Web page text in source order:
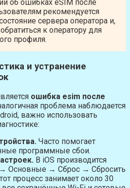
об ошибках eSIM после
рекомендуется
сервера оператора и,
к оператору для
профиля.
и устранение
ошибка esim после
проблема наблюдается
важно использовать
Часто помогает
программные сбои.
В iOS производится
→ Основные → Сброс → Сбросить
процесс занимает около 30